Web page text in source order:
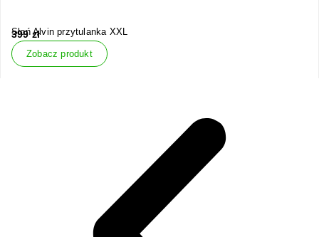
Słoń Alvin przytulanka XXL
399zł
Zobacz produkt